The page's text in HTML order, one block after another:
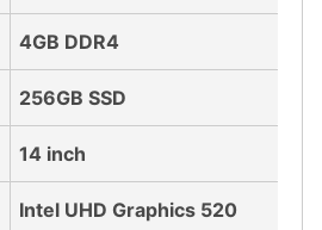
4GB DDR4
256GB SSD
14 inch
Intel UHD Graphics 520